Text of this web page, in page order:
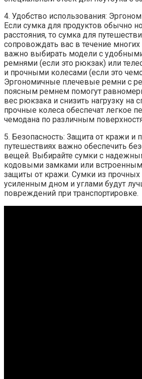
4. Удобство использования:
Если сумка для продуктов обычно
расстояния, то сумка для
сопровождать вас в течение
важно выбирать модели с
ремнями (если это рюкзак) или
и прочными колесами (если это
Эргономичные плечевые ремни с
поясным ремнем помогут
вес рюкзака и снизить нагрузку на
прочные колеса обеспечат легкое
чемодана по различным
5. Безопасность: Защита от кражи и
путешествиях важно обеспечить
вещей. Выбирайте сумки с
кодовыми замками или
защиты от кражи. Сумки из прочных
усиленным дном и углами будут
повреждений при транспортировке.